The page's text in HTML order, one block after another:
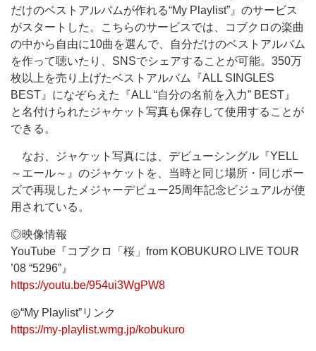
だけのベストアルバムが作れる“My Playlist”』のサービス
がスタートした。こちらのサービスでは、コブクロの楽曲
の中から自由に10曲を選んで、自分だけのベストアルバム
を作って聴いたり、SNSでシェアすることが可能。350万
枚以上を売り上げたベストアルバム『ALL SINGLES
BEST』になぞらえた『ALL “自分の名前を入力” BEST』
と名付けられたジャケット写真も保存して使用することが
できる。
なお、ジャケット写真には、デビューシングル『YELL
～エール～』のジャケットを、当時と同じ場所・同じポー
ズで再現したメジャーデビュー25周年記念ビジュアルが使
用されている。
◎映像情報
YouTube『コブクロ「桜」from KOBUKURO LIVE TOUR
’08 “5296”』
https://youtu.be/954ui3WgPW8
◎“My Playlist”リンク
https://my-playlist.wmg.jp/kobukuro